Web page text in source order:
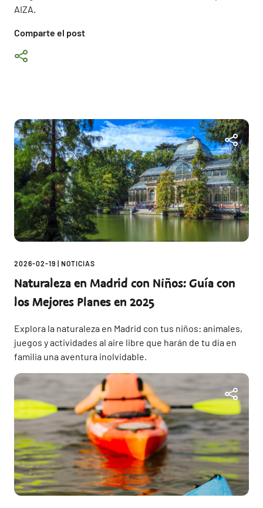
Comparte el post
AIZA.
2026-02-19 | NOTICIAS
Naturaleza en Madrid con Niños: Guía con
los Mejores Planes en 2025
Explora la naturaleza en Madrid con tus niños: animales,
juegos y actividades al aire libre que harán de tu día en
familia una aventura inolvidable.